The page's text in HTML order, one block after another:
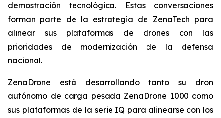
demostración tecnológica. Estas conversaciones
forman parte de la estrategia de ZenaTech para
alinear sus plataformas de drones con las
prioridades de modernización de la defensa
nacional.
ZenaDrone está desarrollando tanto su dron
autónomo de carga pesada ZenaDrone 1000 como
sus plataformas de la serie IQ para alinearse con los